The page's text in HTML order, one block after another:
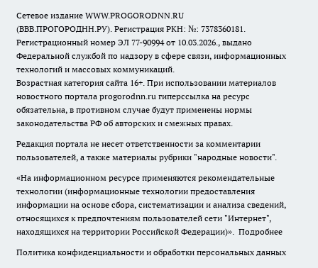
Сетевое издание WWW.PROGORODNN.RU
(ВВВ.ПРОГОРОДНН.РУ). Регистрация РКН: №: 7378360181.
Регистрационный номер ЭЛ 77-90994 от 10.03.2026., выдано
Федеральной службой по надзору в сфере связи, информационных
технологий и массовых коммуникаций.
Возрастная категория сайта 16+. При использовании материалов
новостного портала progorodnn.ru гиперссылка на ресурс
обязательна, в противном случае будут применены нормы
законодательства РФ об авторских и смежных правах.
Редакция портала не несет ответственности за комментарии
пользователей, а также материалы рубрики "народные новости".
«На информационном ресурсе применяются рекомендательные
технологии (информационные технологии предоставления
информации на основе сбора, систематизации и анализа сведений,
относящихся к предпочтениям пользователей сети "Интернет",
находящихся на территории Российской Федерации)». Подробнее
Политика конфиденциальности и обработки персональных данных